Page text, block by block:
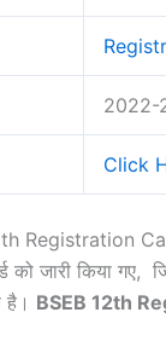
2022-
Click
Registration
को जारी किया
है। BSEB 12th